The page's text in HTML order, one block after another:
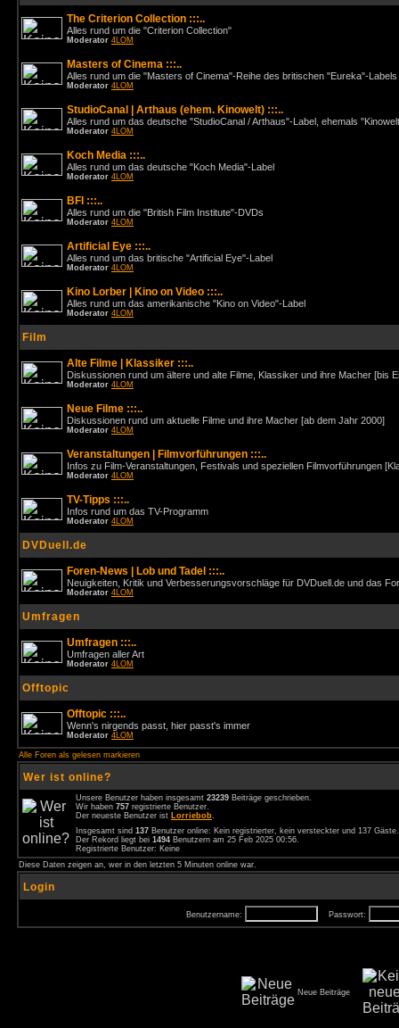
The Criterion Collection :::..
Alles rund um die "Criterion Collection"
Moderator 4LOM
Masters of Cinema :::..
Alles rund um die "Masters of Cinema"-Reihe des britischen "Eureka"-Labels
Moderator 4LOM
StudioCanal | Arthaus (ehem. Kinowelt) :::..
Alles rund um das deutsche "StudioCanal / Arthaus"-Label, ehemals
Moderator 4LOM
Koch Media :::..
Alles rund um das deutsche "Koch Media"-Label
Moderator 4LOM
BFI :::..
Alles rund um die "British Film Institute"-DVDs
Moderator 4LOM
Artificial Eye :::..
Alles rund um das britische "Artificial Eye"-Label
Moderator 4LOM
Kino Lorber | Kino on Video :::..
Alles rund um das amerikanische "Kino on Video"-Label
Moderator 4LOM
Film
Alte Filme | Klassiker :::..
Diskussionen rund um ältere und alte Filme, Klassiker und ihre Macher [bis
Moderator 4LOM
Neue Filme :::..
Diskussionen rund um aktuelle Filme und ihre Macher [ab dem Jahr 2000]
Moderator 4LOM
Veranstaltungen | Filmvorführungen :::..
Infos zu Film-Veranstaltungen, Festivals und speziellen Filmvorführungen
Moderator 4LOM
TV-Tipps :::..
Infos rund um das TV-Programm
Moderator 4LOM
DVDuell.de
Foren-News | Lob und Tadel :::..
Neuigkeiten, Kritik und Verbesserungsvorschläge für DVDuell.de und das
Moderator 4LOM
Umfragen
Umfragen :::..
Umfragen aller Art
Moderator 4LOM
Offtopic
Offtopic :::..
Wenn's nirgends passt, hier passt's immer
Moderator 4LOM
Alle Foren als gelesen markieren
Wer ist online?
Unsere Benutzer haben insgesamt 23239 Beiträge geschrieben.
Wir haben 757 registrierte Benutzer.
Der neueste Benutzer ist Lorriebob.
Insgesamt sind 137 Benutzer online: Kein registrierter, kein versteckter und 137
Der Rekord liegt bei 1494 Benutzern am 25 Feb 2025 00:56.
Registrierte Benutzer: Keine
Diese Daten zeigen an, wer in den letzten 5 Minuten online war.
Login
Benutzername: Passwort:
Neue Beiträge